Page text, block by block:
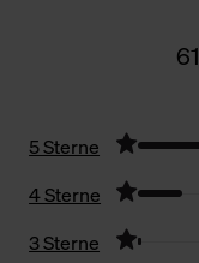
5 Sterne
4 Sterne
3 Sterne